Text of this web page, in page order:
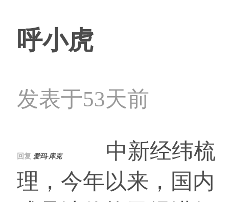
呼小虎
发表于53天前
回复 爱玛-库克中新经纬梳
理，今年以来，国内